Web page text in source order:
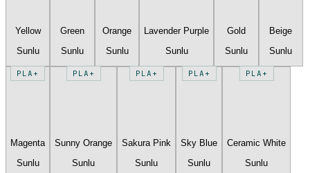
Yellow
Sunlu
Green
Sunlu
Orange
Sunlu
Lavender Purple
Sunlu
Gold
Sunlu
Beige
Sunlu
PLA+
Magenta
Sunlu
PLA+
Sunny Orange
Sunlu
PLA+
Sakura Pink
Sunlu
PLA+
Sky Blue
Sunlu
PLA+
Ceramic White
Sunlu